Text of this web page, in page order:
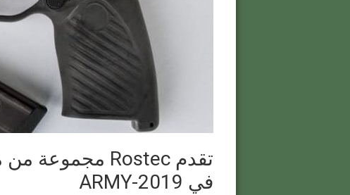
في ARMY-2019